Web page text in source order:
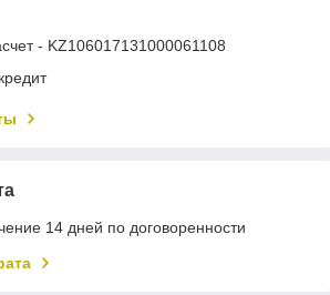
- KZ106017131000061108
14 дней по договоренности